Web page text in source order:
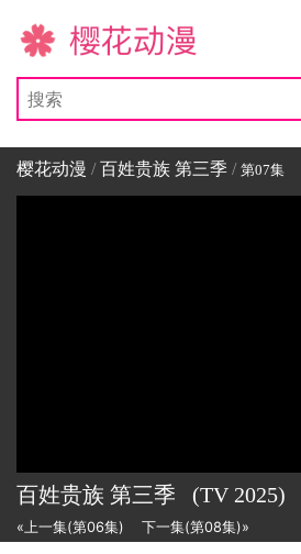
樱花动漫
樱花动漫 /百姓贵族 第三季 / 第07集
百姓贵族 第三季 (TV 2025)
«上一集(第06集) 下一集(第08集)»